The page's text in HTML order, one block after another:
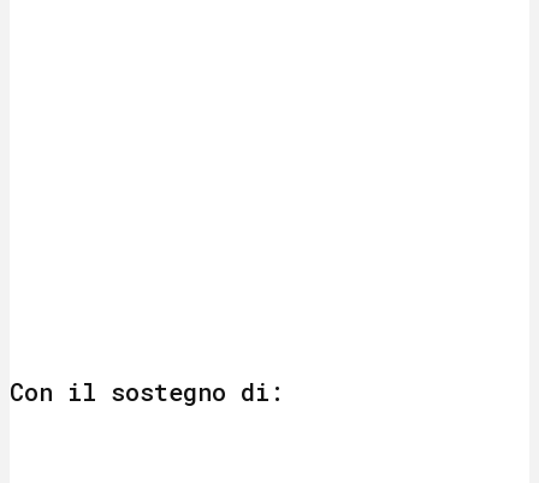
Con il sostegno di: